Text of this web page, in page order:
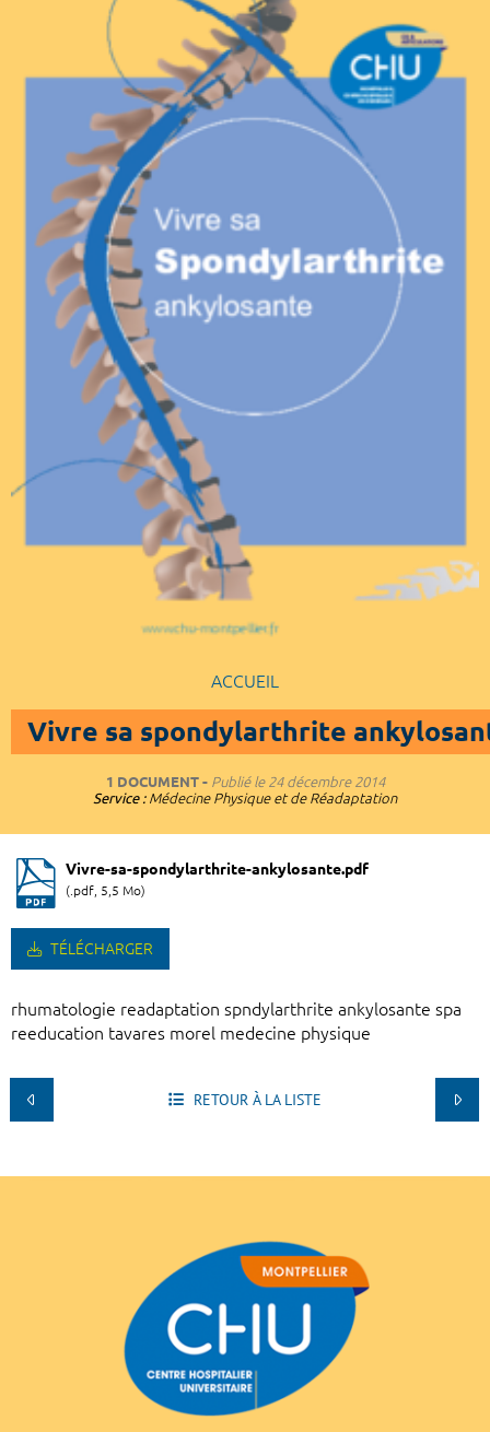
ACCUEIL
Vivre sa spondylarthrite
1 DOCUMENT Publié le24 décembre 2014
Service : Médecine Physique et de Réadaptation
Vivre-sa-spondylarthrite-ankylosante.pdf
(.pdf, 5,5 Mo)
TÉLÉCHARGER
rhumatologie readaptation spndylarthrite ankylosante spa
reeducation tavares morel medecine physique
RETOUR À LA LISTE